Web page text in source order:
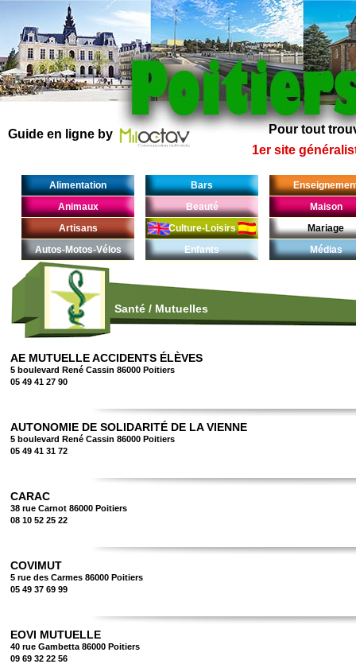
Pour tout
1er site
Guide en ligne by
Alimentation
Animaux
Artisans
Autos-Motos-Vélos
Bars
Beauté
Culture-Loisirs
Enfants
Maison
Mariage
Médias
Santé / Mutuelles
AE MUTUELLE ACCIDENTS ÉLÈVES
5 boulevard René Cassin 86000 Poitiers
05 49 41 27 90
AUTONOMIE DE SOLIDARITÉ DE LA VIENNE
5 boulevard René Cassin 86000 Poitiers
05 49 41 31 72
CARAC
38 rue Carnot 86000 Poitiers
08 10 52 25 22
COVIMUT
5 rue des Carmes 86000 Poitiers
05 49 37 69 99
EOVI MUTUELLE
40 rue Gambetta 86000 Poitiers
09 69 32 22 56